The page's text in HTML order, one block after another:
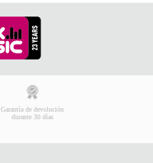
Garantía de devolución
durante 30 días